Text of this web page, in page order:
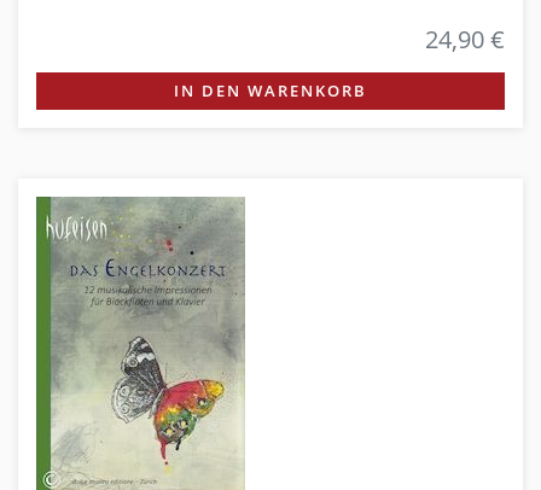
24,90 €
IN DEN WARENKORB